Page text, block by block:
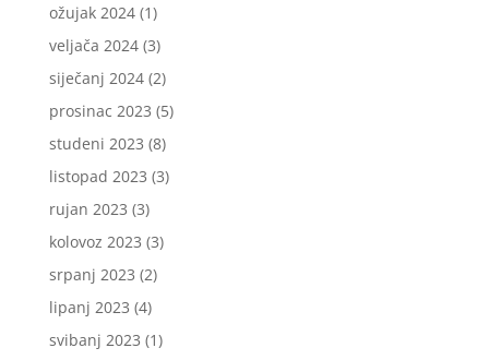
ožujak 2024(1)
veljača 2024(3)
siječanj 2024(2)
prosinac 2023 (5)
studeni 2023 (8)
listopad 2023 (3)
rujan 2023 (3)
kolovoz 2023 (3)
srpanj 2023 (2)
lipanj 2023 (4)
svibanj 2023 (1)